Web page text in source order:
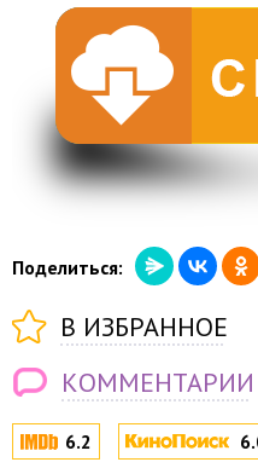
6.2
Поделиться:
В ИЗБРАННОЕ
КОММЕНТАРИИ